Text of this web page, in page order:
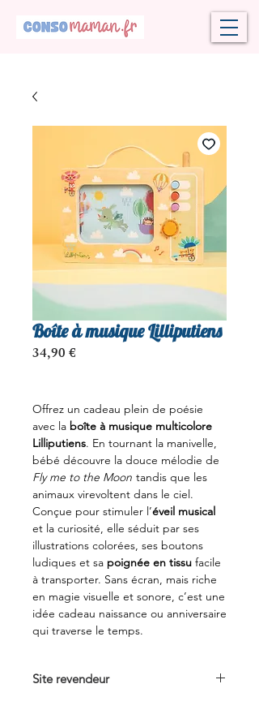
Boîte à musique Lilliputiens
34,90 €
Offrez un cadeau plein de poésie
avec la boîte à musique multicolore
Lilliputiens. En tournant la manivelle,
bébé découvre la douce mélodie de
Fly me to the Moon tandis que les
animaux virevoltent dans le ciel.
Conçue pour stimuler l’éveil musical
et la curiosité, elle séduit par ses
illustrations colorées, ses boutons
ludiques et sa poignée en tissu facile
à transporter. Sans écran, mais riche
en magie visuelle et sonore, c’est une
idée cadeau naissance ou anniversaire
qui traverse le temps.
Site revendeur